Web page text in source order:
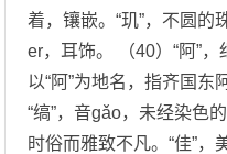
着，镶嵌。“玑”，不圆的
er，耳饰。 （40）“阿”
以“阿”为地名，指齐国东
“缟”，音gǎo，未经染色
时俗而雅致不凡。“佳”，